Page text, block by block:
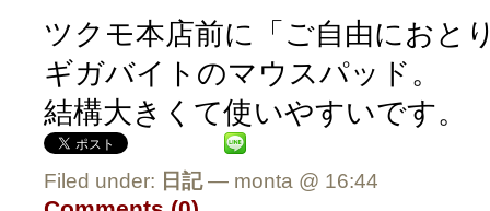
ツクモ本店前に「ご自由におと
ギガバイトのマウスパッド。
結構大きくて使いやすいです。
Filed under: 日記— monta @ 16:44